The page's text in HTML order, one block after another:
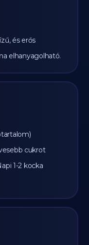
és erős
elhanyagolható.
cukrot
1-2 kocka